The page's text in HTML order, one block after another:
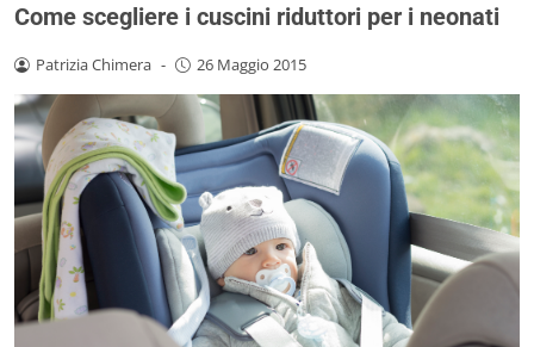
Come scegliere i cuscini riduttori per i neonati
Patrizia Chimera - 26 Maggio 2015